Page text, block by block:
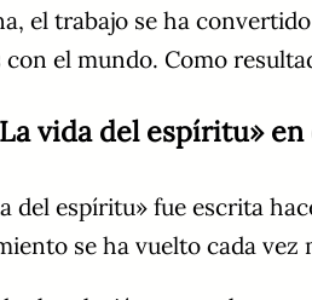
el trabajo se ha
el mundo. Como
vida del espíritu»
del espíritu» fue escrita
se ha vuelto cada